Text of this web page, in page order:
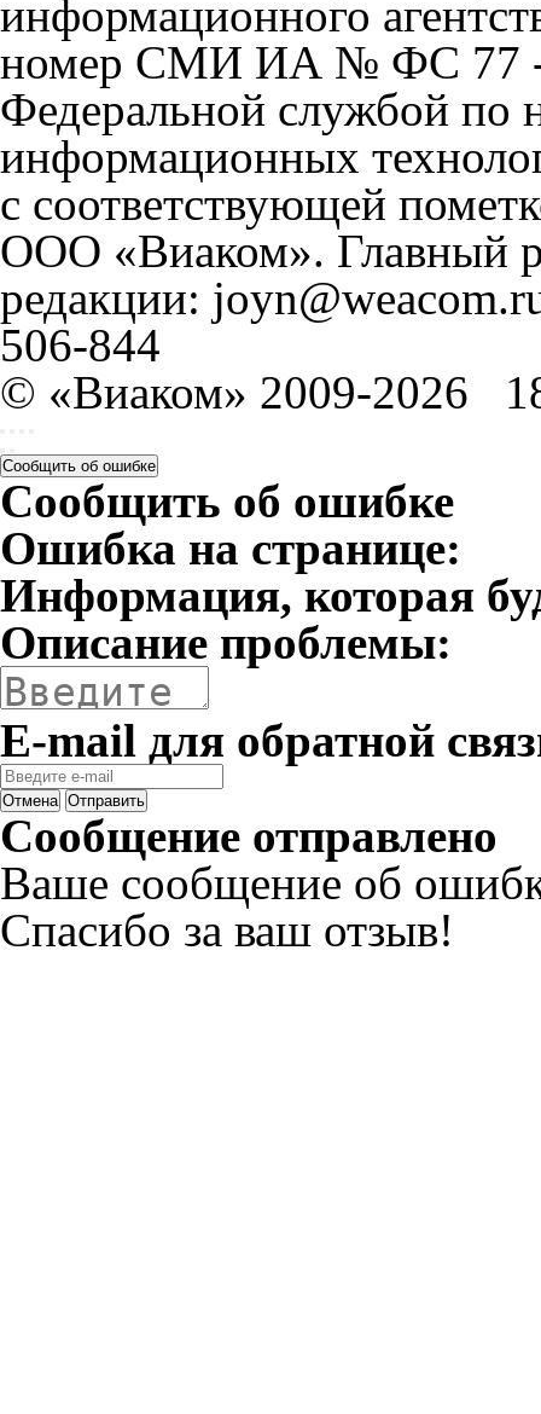
информационного
номер СМИ ИА № ФС 77 -
Федеральной службой по
информационных
с соответствующей
ООО «Виаком». Главный
редакции:
506-844
© «Виаком» 2009-2026
Сообщить об ошибке
Сообщить об ошибке
Ошибка на странице:
Информация, которая
Описание проблемы:
E-mail для обратной
Отмена Отправить
Сообщение отправлено
Ваше сообщение об
Спасибо за ваш отзыв!